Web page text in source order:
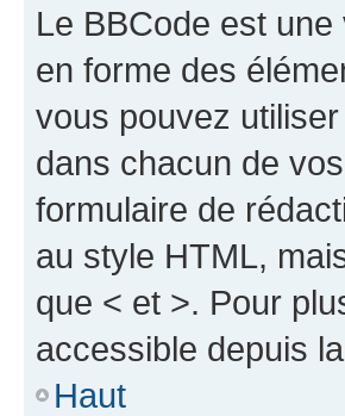
Le BBCode est
en forme des
vous pouvez
dans chacun de
formulaire de
au style HTML,
que < et >. Pour
accessible depuis
Haut